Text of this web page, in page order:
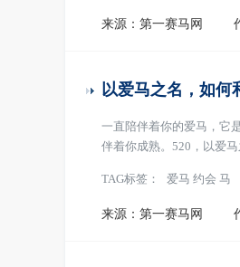
来源：第一赛马网
以爱马之名，如何
一直陪伴着你的爱马，它
伴着你成熟。520，以爱
TAG标签： 爱马 约会 马
来源：第一赛马网